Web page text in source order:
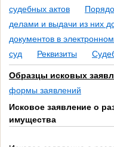
судебных актов
делами и выдачи из них
документов в
суд
Реквизиты
Образцы исковых
формы заявлений
Исковое заявление о
имущества